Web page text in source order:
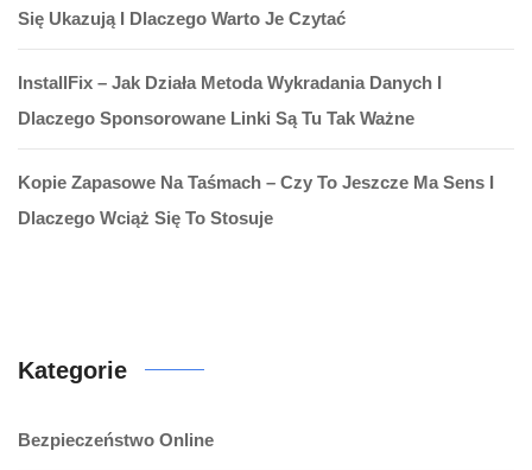
Się Ukazują I Dlaczego Warto Je Czytać
InstallFix – Jak Działa Metoda Wykradania Danych I
Dlaczego Sponsorowane Linki Są Tu Tak Ważne
Kopie Zapasowe Na Taśmach – Czy To Jeszcze Ma Sens I
Dlaczego Wciąż Się To Stosuje
Kategorie
Bezpieczeństwo Online